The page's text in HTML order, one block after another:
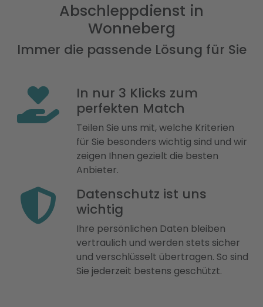
Abschleppdienst in
Wonneberg
Immer die passende Lösung für Sie
In nur 3 Klicks zum
perfekten Match
Teilen Sie uns mit, welche Kriterien
für Sie besonders wichtig sind und wir
zeigen Ihnen gezielt die besten
Anbieter.
Datenschutz ist uns
wichtig
Ihre persönlichen Daten bleiben
vertraulich und werden stets sicher
und verschlüsselt übertragen. So sind
Sie jederzeit bestens geschützt.